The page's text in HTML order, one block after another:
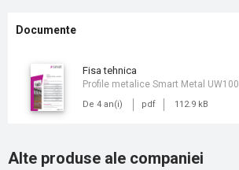
Documente
fisa tehnica
De 4 an(i) pdf 112.9 kB
Profile metalice Smart Metal UW100
Alte produse ale companiei